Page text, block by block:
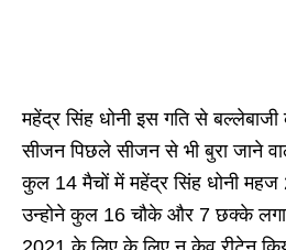
महेंद्र सिंह धोनी इस गति से
सीजन पिछले सीजन से भी बुरा जाने
कुल 14 मैचों में महेंद्र सिंह धोनी महज
उन्होने कुल 16 चौके और 7 छक्के